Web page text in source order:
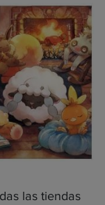
las tiendas